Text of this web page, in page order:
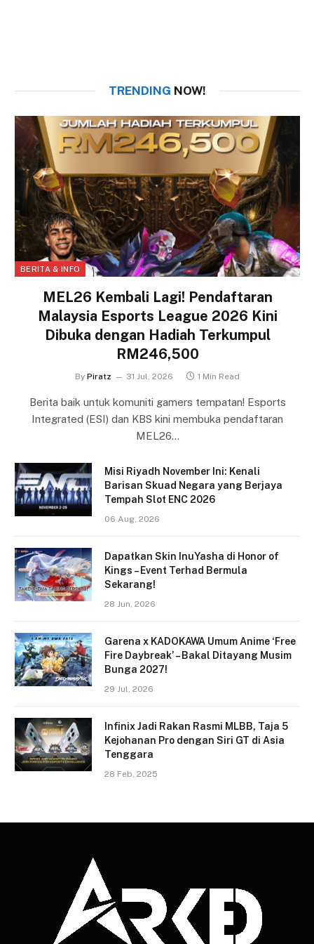
TRENDING NOW!
BERITA & INFO
MEL26 Kembali Lagi! Pendaftaran
Malaysia Esports League 2026 Kini
Dibuka dengan Hadiah Terkumpul
RM246,500
By Piratz 31 Jul, 2026 1 Min Read
Berita baik untuk komuniti gamers tempatan! Esports
Integrated (ESI) dan KBS kini membuka pendaftaran
MEL26…
Misi Riyadh November Ini: Kenali
Barisan Skuad Negara yang Berjaya
Tempah Slot ENC 2026
06 Aug, 2026
Dapatkan Skin InuYasha di Honor of
Kings – Event Terhad Bermula
Sekarang!
28 Jun, 2026
Garena x KADOKAWA Umum Anime ‘Free
Fire Daybreak’ – Bakal Ditayang Musim
Bunga 2027!
29 Jul, 2026
Infinix Jadi Rakan Rasmi MLBB, Taja 5
Kejohanan Pro dengan Siri GT di Asia
Tenggara
28 Feb, 2025